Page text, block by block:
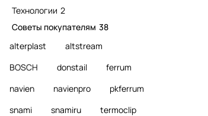
Технологии 2
Советы покупателям 38
alterplast
altstream
BOSCH
donstail
ferrum
navien
navienpro
pkferrum
snami
snamiru
termoclip